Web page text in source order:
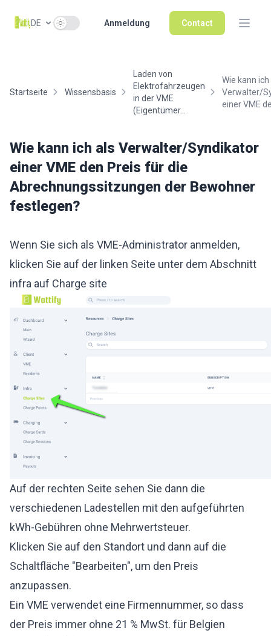
DE Use setting Anmeldung Contact
Startseite Wissensbasis
Laden von
Elektrofahrzeugen
in der VME
(Eigentümer...
Wie kann ich
Verwalter/
einer VME
Wie kann ich als Verwalter/Syndikator
einer VME den Preis für die
Abrechnungssitzungen der Bewohner
festlegen?
Wenn Sie sich als VME-Administrator anmelden,
klicken Sie auf der linken Seite unter dem Abschnitt
infra auf Charge site
Auf der rechten Seite sehen Sie dann die
verschiedenen Ladestellen mit den aufgeführten
kWh-Gebühren ohne Mehrwertsteuer.
Klicken Sie auf den Standort und dann auf die
Schaltfläche "Bearbeiten", um den Preis
anzupassen.
Ein VME verwendet eine Firmennummer, so dass
der Preis immer ohne 21 % MwSt. für Belgien